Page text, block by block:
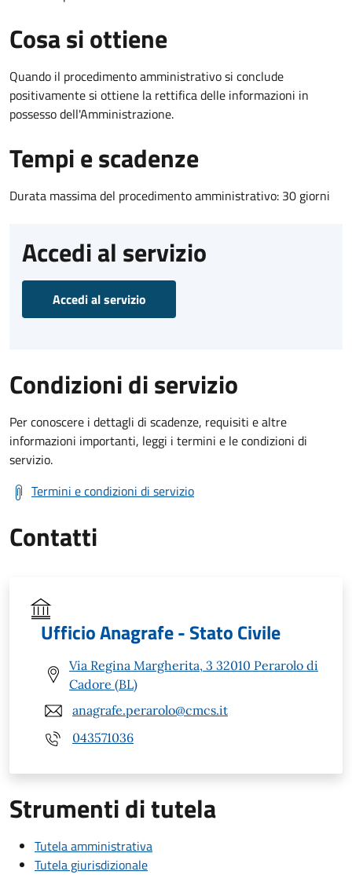
Cosa si ottiene
Quando il procedimento amministrativo si conclude
positivamente si ottiene la rettifica delle informazioni in
possesso dell'Amministrazione.
Tempi e scadenze
Durata massima del procedimento amministrativo: 30 giorni
Accedi al servizio
Accedi al servizio
Condizioni di servizio
Per conoscere i dettagli di scadenze, requisiti e altre
informazioni importanti, leggi i termini e le condizioni di
servizio.
Termini e condizioni di servizio
Contatti
Ufficio Anagrafe - Stato Civile
Via Regina Margherita, 3 32010 Perarolo di
Cadore (BL)
anagrafe.perarolo@cmcs.it
043571036
Strumenti di tutela
Tutela amministrativa
Tutela giurisdizionale